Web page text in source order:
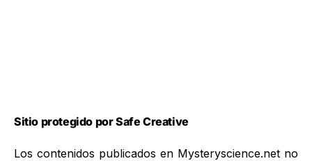
Sitio protegido por Safe Creative
Los contenidos publicados en Mysteryscience.net no